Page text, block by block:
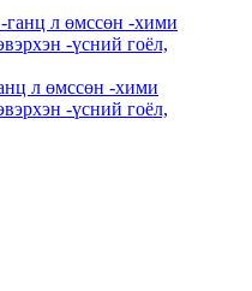
л өмссөн -хими
-үсний гоёл,